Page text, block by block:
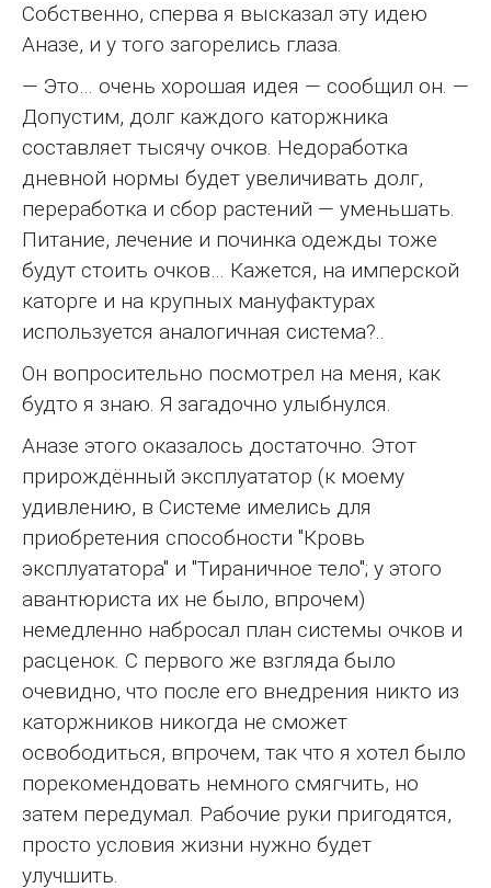
Собственно, сперва я высказал эту идею
Аназе, и у того загорелись глаза.
— Это… очень хорошая идея — сообщил он. —
Допустим, долг каждого каторжника
составляет тысячу очков. Недоработка
дневной нормы будет увеличивать долг,
переработка и сбор растений — уменьшать.
Питание, лечение и починка одежды тоже
будут стоить очков… Кажется, на имперской
каторге и на крупных мануфактурах
используется аналогичная система?..
Он вопросительно посмотрел на меня, как
будто я знаю. Я загадочно улыбнулся.
Аназе этого оказалось достаточно. Этот
прирождённый эксплуататор (к моему
удивлению, в Системе имелись для
приобретения способности "Кровь
эксплуататора" и "Тираничное тело"; у этого
авантюриста их не было, впрочем)
немедленно набросал план системы очков и
расценок. С первого же взгляда было
очевидно, что после его внедрения никто из
каторжников никогда не сможет
освободиться, впрочем, так что я хотел было
порекомендовать немного смягчить, но
затем передумал. Рабочие руки пригодятся,
просто условия жизни нужно будет
улучшить.